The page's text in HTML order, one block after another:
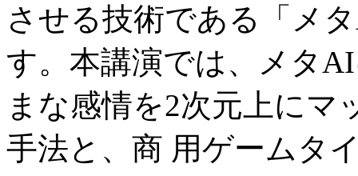
させる技術である「メ
す。本講演では、メタ
まな感情を2次元上にマ
手法と、商 用ゲームタ